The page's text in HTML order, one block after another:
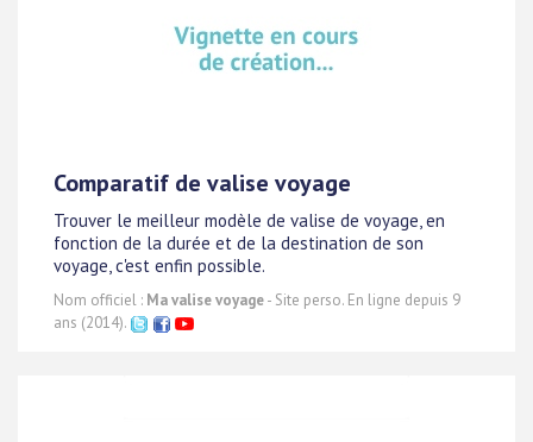
Comparatif de valise voyage
Trouver le meilleur modèle de valise de voyage, en
fonction de la durée et de la destination de son
voyage, c'est enfin possible.
Nom officiel : Ma valise voyage- Site perso. En ligne depuis 9
ans (2014).